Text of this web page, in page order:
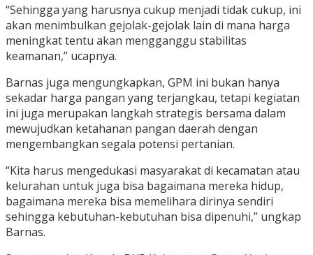
“Sehingga yang harusnya cukup menjadi tidak cukup, ini
akan menimbulkan gejolak-gejolak lain di mana harga
meningkat tentu akan mengganggu stabilitas
keamanan,” ucapnya.
Barnas juga mengungkapkan, GPM ini bukan hanya
sekadar harga pangan yang terjangkau, tetapi kegiatan
ini juga merupakan langkah strategis bersama dalam
mewujudkan ketahanan pangan daerah dengan
mengembangkan segala potensi pertanian.
“Kita harus mengedukasi masyarakat di kecamatan atau
kelurahan untuk juga bisa bagaimana mereka hidup,
bagaimana mereka bisa memelihara dirinya sendiri
sehingga kebutuhan-kebutuhan bisa dipenuhi,” ungkap
Barnas.